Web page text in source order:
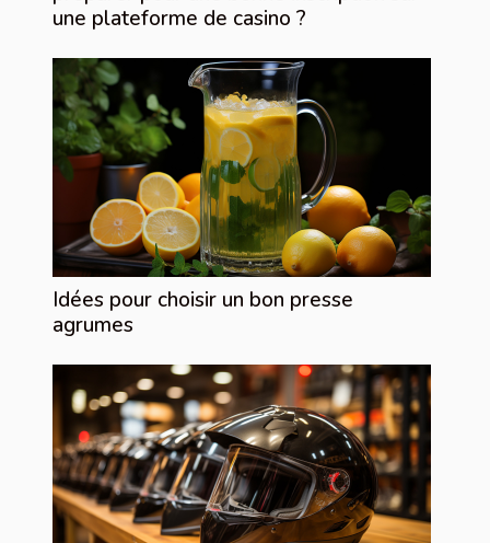
une plateforme de casino ?
Idées pour choisir un bon presse
agrumes